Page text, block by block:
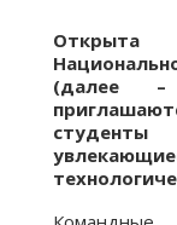
Открыта
(далее –